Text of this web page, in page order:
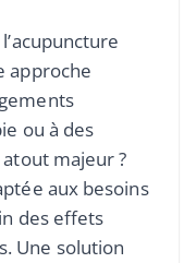
approche
ou à des
majeur ?
aux besoins
des effets
Une solution